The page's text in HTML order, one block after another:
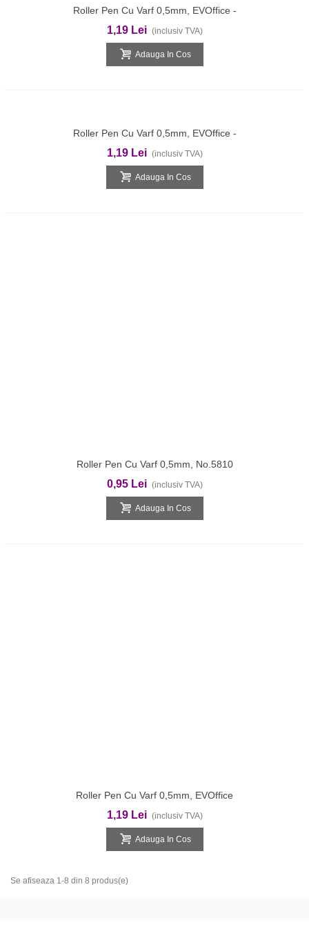
Roller Pen Cu Varf 0,5mm, EVOffice -
Rosu
1,19 Lei (inclusiv TVA)
Adauga In Cos
Roller Pen Cu Varf 0,5mm, EVOffice -
Albastru
1,19 Lei (inclusiv TVA)
Adauga In Cos
Roller Pen Cu Varf 0,5mm, No.5810
0,95 Lei (inclusiv TVA)
Adauga In Cos
Roller Pen Cu Varf 0,5mm, EVOffice
1,19 Lei (inclusiv TVA)
Adauga In Cos
Se afiseaza 1-8 din 8 produs(e)